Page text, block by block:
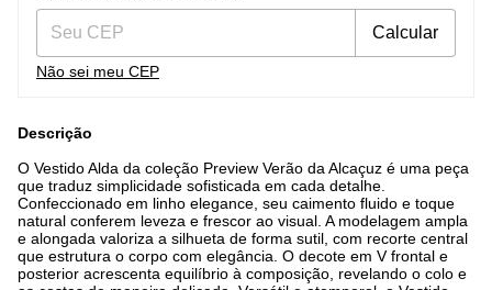
Calcular
Não sei meu CEP
Descrição
O Vestido Alda da coleção Preview Verão da Alcaçuz é uma peça
que traduz simplicidade sofisticada em cada detalhe.
Confeccionado em linho elegance, seu caimento fluido e toque
natural conferem leveza e frescor ao visual. A modelagem ampla
e alongada valoriza a silhueta de forma sutil, com recorte central
que estrutura o corpo com elegância. O decote em V frontal e
posterior acrescenta equilíbrio à composição, revelando o colo e